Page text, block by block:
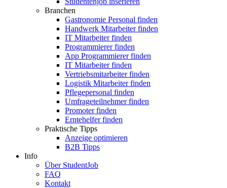
Branchen
Gastronomie Personal finden
Handwerk Mitarbeiter finden
IT Mitarbeiter finden
Programmierer finden
App Programmierer finden
IT Mitarbeiter finden
Vertriebsmitarbeiter finden
Logistik Mitarbeiter finden
Pflegepersonal finden
Umfrageteilnehmer finden
Promoter finden
Erntehelfer finden
Praktische Tipps
Anzeige optimieren
B2B Tipps
Info
Über StudentJob
FAQ
Kontakt